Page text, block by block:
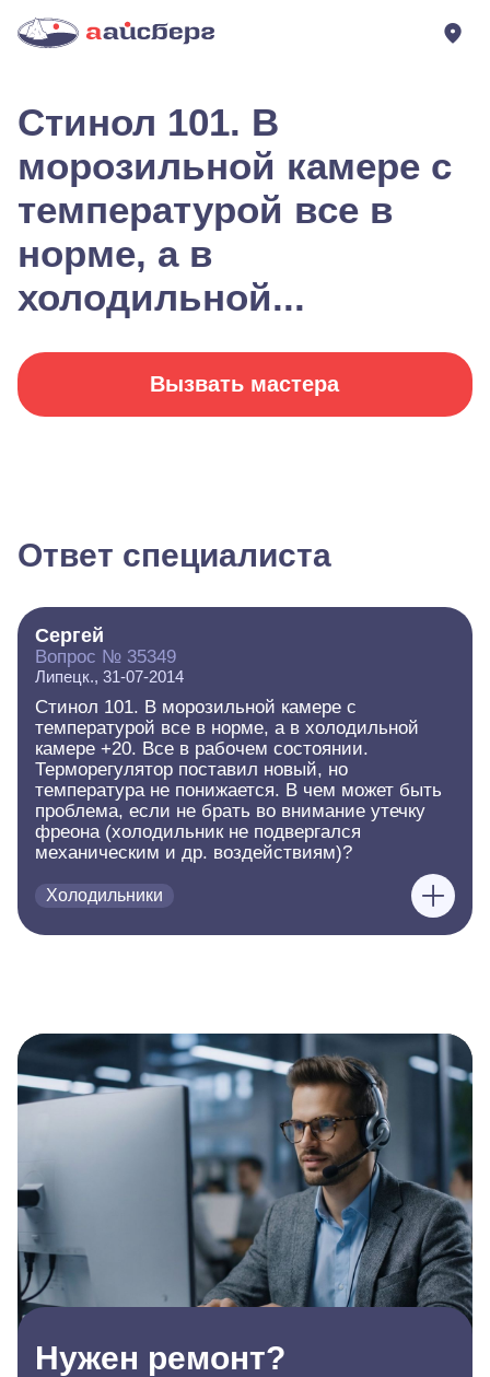
Стинол 101. В
морозильной камере с
температурой все в
норме, а в
холодильной...
Вызвать мастера
Ответ специалиста
Сергей
Вопрос № 35349
Липецк., 31-07-2014
Стинол 101. В морозильной камере с
температурой все в норме, а в холодильной
камере +20. Все в рабочем состоянии.
Терморегулятор поставил новый, но
температура не понижается. В чем может быть
проблема, если не брать во внимание утечку
фреона (холодильник не подвергался
механическим и др. воздействиям)?
Холодильники
Нужен ремонт?